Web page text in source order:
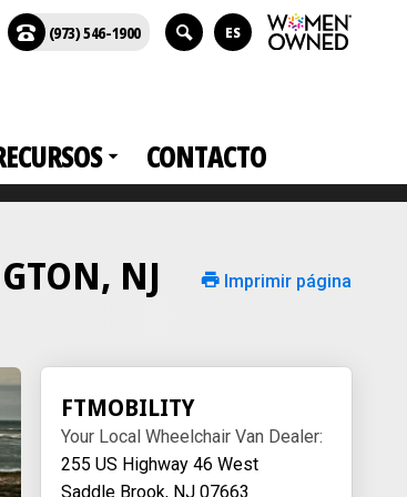
CONTACTO
(973) 546-1900 ES
NJ Imprimir página
FTMOBILITY
Your Local Wheelchair Van Dealer:
255 US Highway 46 West
Saddle Brook, NJ 07663